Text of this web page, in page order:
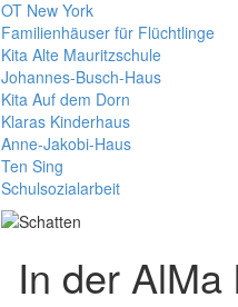
OT New York
Familienhäuser für Flüchtlinge
Kita Alte Mauritzschule
Johannes-Busch-Haus
Kita Auf dem Dorn
Klaras Kinderhaus
Anne-Jakobi-Haus
Ten Sing
Schulsozialarbeit
In der